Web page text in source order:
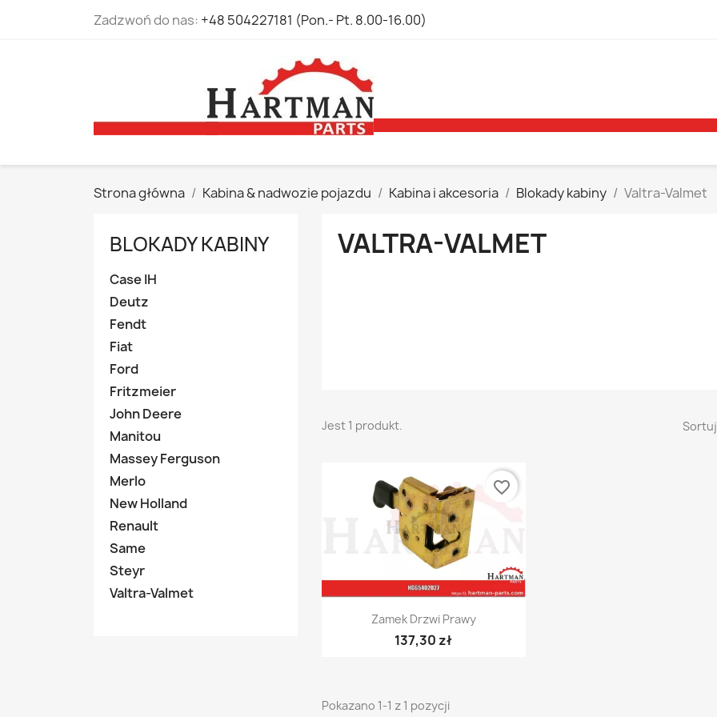
Zadzwoń do nas: +48 504227181 (Pon.- Pt. 8.00-16.00)
Strona główna Kabina & nadwozie pojazdu Kabina i akcesoria Blokady kabiny Valtra-Valmet
BLOKADY KABINY
Case IH
Deutz
Fendt
Fiat
Ford
Fritzmeier
John Deere
Manitou
Massey Ferguson
Merlo
New Holland
Renault
Same
Steyr
Valtra-Valmet
VALTRA-VALMET
Jest 1 produkt.
Szybki podgląd
Zamek Drzwi Prawy
137,30 zł
favorite_border
Pokazano 1-1 z 1 pozycji